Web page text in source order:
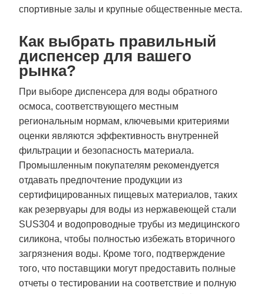
спортивные залы и крупные общественные места.
Как выбрать правильный
диспенсер для вашего
рынка?
При выборе диспенсера для воды обратного
осмоса, соответствующего местным
региональным нормам, ключевыми критериями
оценки являются эффективность внутренней
фильтрации и безопасность материала.
Промышленным покупателям рекомендуется
отдавать предпочтение продукции из
сертифицированных пищевых материалов, таких
как резервуары для воды из нержавеющей стали
SUS304 и водопроводные трубы из медицинского
силикона, чтобы полностью избежать вторичного
загрязнения воды. Кроме того, подтверждение
того, что поставщики могут предоставить полные
отчеты о тестировании на соответствие и полную